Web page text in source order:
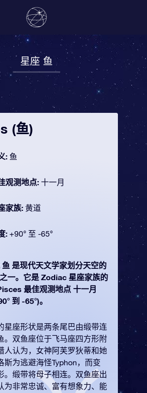
星座 鱼
(鱼)
: 鱼
观测地点: 十一月
家族: 黄道
: +90° 至 -65°
是现代天文学家划分天空的
之一。它是 Zodiac 星座家族的
最佳观测地点 十一月
到 -65°)。
星座形状是两条尾巴由缎带连
。双鱼座位于飞马座四方形附
人认为，女神阿芙罗狄蒂和她
斯为逃避海怪Typhon，而变
。缎带将母子相连。双鱼座出
为非常忠诚、富有想象力、能